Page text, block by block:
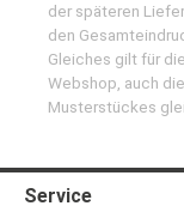
der späteren
den
Gleiches gilt für
Webshop, auch
Musterstückes
Service